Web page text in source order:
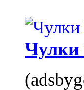
Чулки